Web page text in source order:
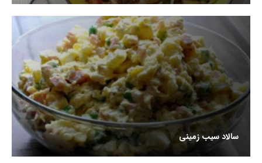
سالاد سیب زمینی